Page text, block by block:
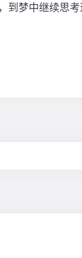
梦中继续思考